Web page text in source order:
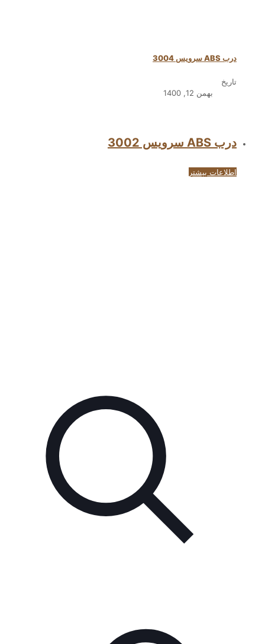
درب ABS سرویس 3004
تاریخ
بهمن 12, 1400
درب ABS سرویس 3002
اطلاعات بیشتر